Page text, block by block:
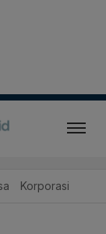
Korporasi